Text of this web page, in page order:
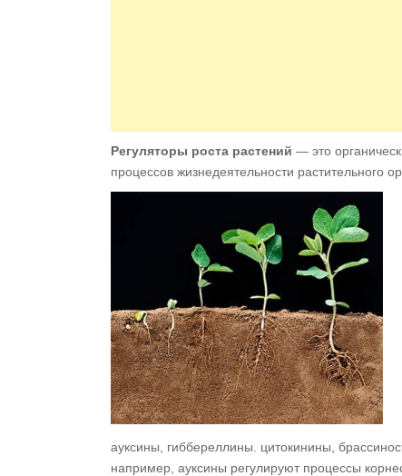
Регуляторы роста растений — это
процессов жизнедеятельности растительного
ауксины, гиббереллины. цитокинины,
например, ауксины регулируют процессы